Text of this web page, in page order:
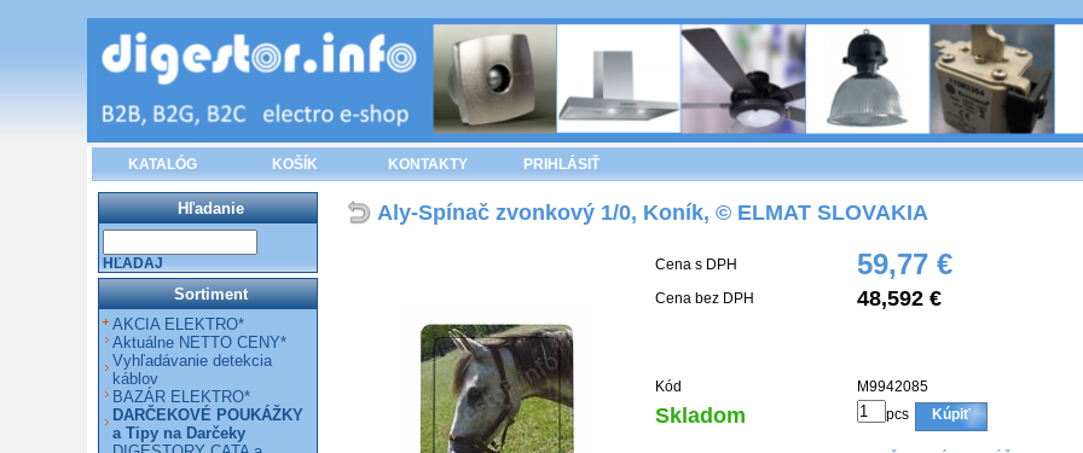
KATALÓG KOŠÍK KONTAKTY PRIHLÁSIŤ
Aly-Spínač zvonkový 1/0, Koník, © ELMAT SLOVAKIA
Cena s DPH 59,77 €
Cena bez DPH 48,592 €
Kód M9942085
Skladom pcs Kúpiť
Hľadanie
HĽADAJ
Sortiment
AKCIA ELEKTRO*
Aktuálne NETTO CENY*
Vyhľadávanie detekcia
káblov
BAZÁR ELEKTRO*
DARČEKOVÉ POUKÁŽKY
a Tipy na Darčeky